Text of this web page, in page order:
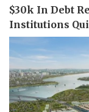
Vụ án
Tin nóng
Tư vấn luật